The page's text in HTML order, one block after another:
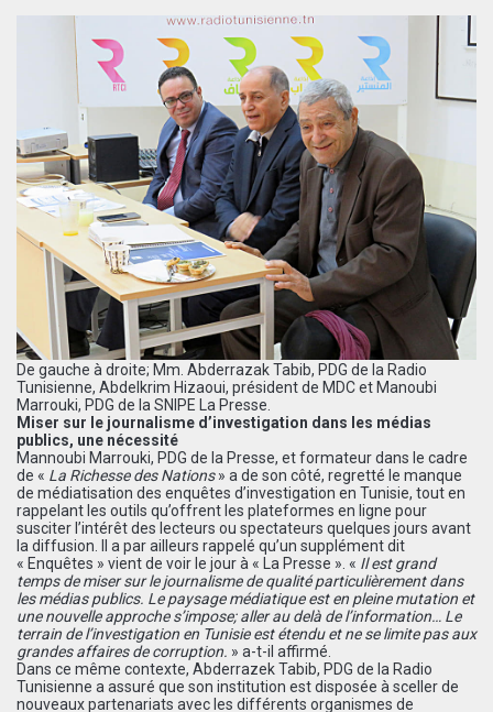
De gauche à droite; Mm. Abderrazak Tabib, PDG de la Radio
Tunisienne, Abdelkrim Hizaoui, président de MDC et Manoubi
Marrouki, PDG de la SNIPE La Presse.
Miser sur le journalisme d’investigation dans les médias
publics, une nécessité
Mannoubi Marrouki, PDG de la Presse, et formateur dans le cadre
de « La Richesse des Nations» a de son côté, regretté le manque
de médiatisation des enquêtes d’investigation en Tunisie, tout en
rappelant les outils qu’offrent les plateformes en ligne pour
susciter l’intérêt des lecteurs ou spectateurs quelques jours avant
la diffusion. Il a par ailleurs rappelé qu’un supplément dit
« Enquêtes » vient de voir le jour à « La Presse ». « Il est grand
temps de miser sur le journalisme de qualité particulièrement dans
les médias publics. Le paysage médiatique est en pleine mutation et
une nouvelle approche s’impose; aller au delà de l’information… Le
terrain de l’investigation en Tunisie est étendu et ne se limite pas aux
grandes affaires de corruption. » a-t-il affirmé.
Dans ce même contexte, Abderrazek Tabib, PDG de la Radio
Tunisienne a assuré que son institution est disposée à sceller de
nouveaux partenariats avec les différents organismes de